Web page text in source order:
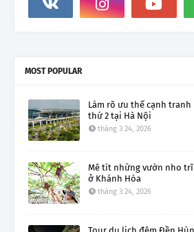
MOST POPULAR
Làm rõ ưu thế cạnh
thứ 2 tại Hà Nội
tháng 3 24, 2026
Mê tít những vườn nho
ở Khánh Hòa
tháng 3 24, 2026